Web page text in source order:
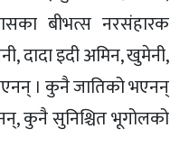
बीभत्स नरसंहारक
दादा इदी अमिन, खुमेनी,
। कुनै जातिको भएनन्
कुनै सुनिश्चित भूगोलको